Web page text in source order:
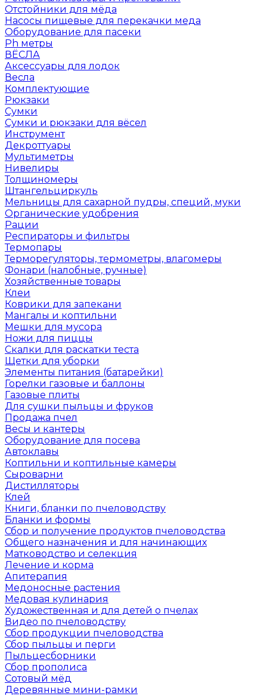
Отстойники для мёда
Насосы пищевые для перекачки меда
Оборудование для пасеки
Ph метры
ВЁСЛА
Аксессуары для лодок
Весла
Комплектующие
Рюкзаки
Сумки
Сумки и рюкзаки для вёсел
Инструмент
Декроттуары
Мультиметры
Нивелиры
Толщиномеры
Штангельциркуль
Мельницы для сахарной пудры, специй, муки
Органические удобрения
Рации
Респираторы и фильтры
Термопары
Терморегуляторы, термометры, влагомеры
Фонари (налобные, ручные)
Хозяйственные товары
Клеи
Коврики для запекани
Мангалы и коптильни
Мешки для мусора
Ножи для пиццы
Скалки для раскатки теста
Щетки для уборки
Элементы питания (батарейки)
Горелки газовые и баллоны
Газовые плиты
Для сушки пыльцы и фруков
Продажа пчел
Весы и кантеры
Оборудование для посева
Автоклавы
Коптильни и коптильные камеры
Сыроварни
Дистилляторы
Клей
Книги, бланки по пчеловодству
Бланки и формы
Сбор и получение продуктов пчеловодства
Общего назначения и для начинающих
Матководство и селекция
Лечение и корма
Апитерапия
Медоносные растения
Медовая кулинария
Художественная и для детей о пчелах
Видео по пчеловодству
Сбор продукции пчеловодства
Сбор пыльцы и перги
Пыльцесборники
Сбор прополиса
Сотовый мёд
Деревянные мини-рамки